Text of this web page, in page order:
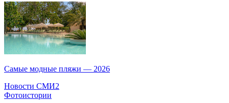
Самые модные пляжи — 2026
Новости СМИ2
Фотоистории